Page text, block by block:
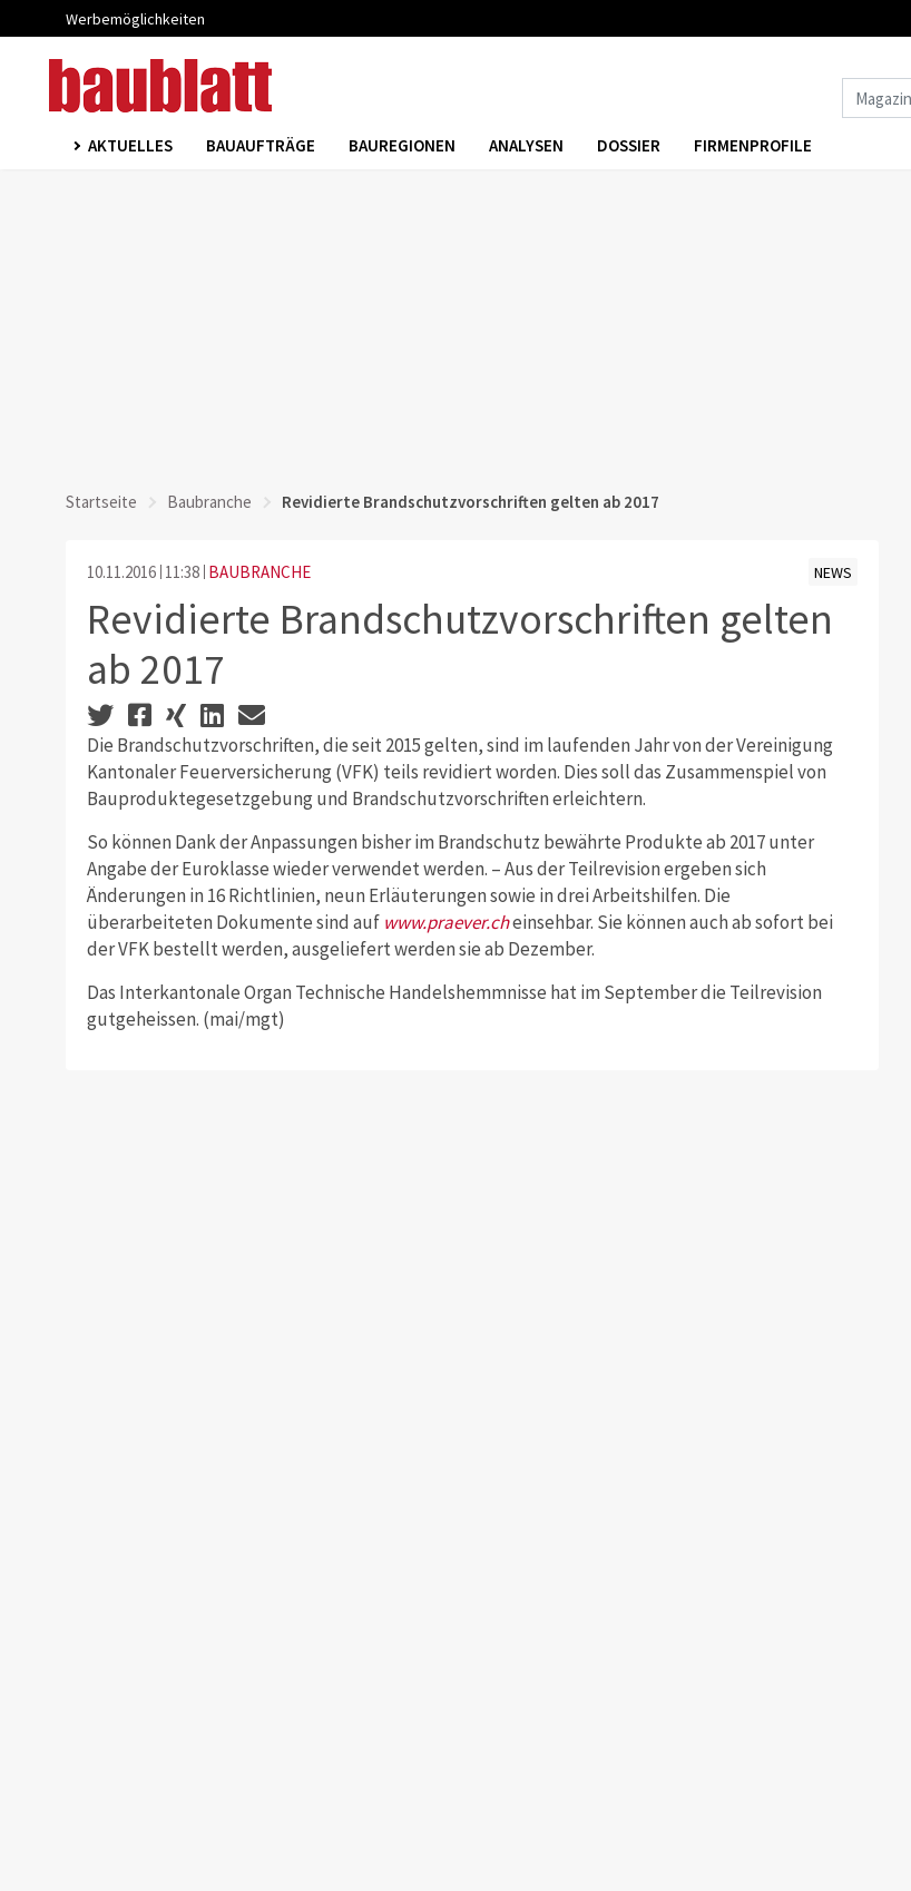
Werbemöglichkeiten
AKTUELLES BAUAUFTRÄGE BAUREGIONEN ANALYSEN DOSSIER FIRMENPROFILE
Startseite Baubranche Revidierte Brandschutzvorschriften gelten ab 2017
10.11.2016 11:38 BAUBRANCHE NEWS
Revidierte Brandschutzvorschriften gelten
ab 2017
Die Brandschutzvorschriften, die seit 2015 gelten, sind im laufenden Jahr von der Vereinigung
Kantonaler Feuerversicherung (VFK) teils revidiert worden. Dies soll das Zusammenspiel von
Bauproduktegesetzgebung und Brandschutzvorschriften erleichtern.
So können Dank der Anpassungen bisher im Brandschutz bewährte Produkte ab 2017 unter
Angabe der Euroklasse wieder verwendet werden. – Aus der Teilrevision ergeben sich
Änderungen in 16 Richtlinien, neun Erläuterungen sowie in drei Arbeitshilfen. Die
überarbeiteten Dokumente sind auf www.praever.cheinsehbar. Sie können auch ab sofort bei
der VFK bestellt werden, ausgeliefert werden sie ab Dezember.
Das Interkantonale Organ Technische Handelshemmnisse hat im September die Teilrevision
gutgeheissen. (mai/mgt)